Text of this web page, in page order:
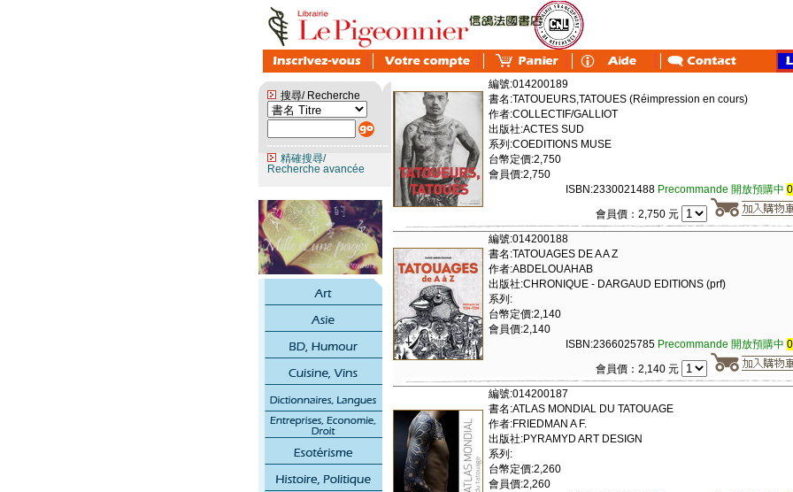
搜尋/ Recherche
精確搜尋/
Recherche avancée
編號:014200189
書名:TATOUEURS,TATOUES (Réimpression en cours)
作者:COLLECTIF/GALLIOT
出版社:ACTES SUD
系列:COEDITIONS MUSE
台幣定價:2,750
會員價:2,750
ISBN:2330021488 Precommande 開放預購中
會員價：2,750 元
編號:014200188
書名:TATOUAGES DE A A Z
作者:ABDELOUAHAB
出版社:CHRONIQUE - DARGAUD EDITIONS (prf)
系列:
台幣定價:2,140
會員價:2,140
ISBN:2366025785 Precommande 開放預購中
會員價：2,140 元
編號:014200187
書名:ATLAS MONDIAL DU TATOUAGE
作者:FRIEDMAN A F.
出版社:PYRAMYD ART DESIGN
系列:
台幣定價:2,260
會員價:2,260